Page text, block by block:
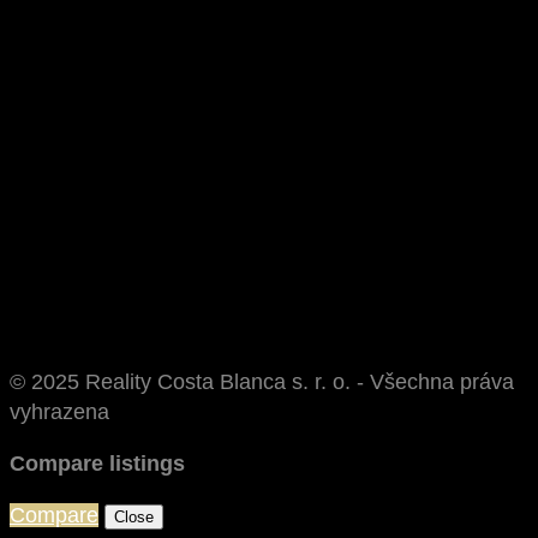
© 2025 Reality Costa Blanca s. r. o. - Všechna práva
vyhrazena
Compare listings
Compare Close